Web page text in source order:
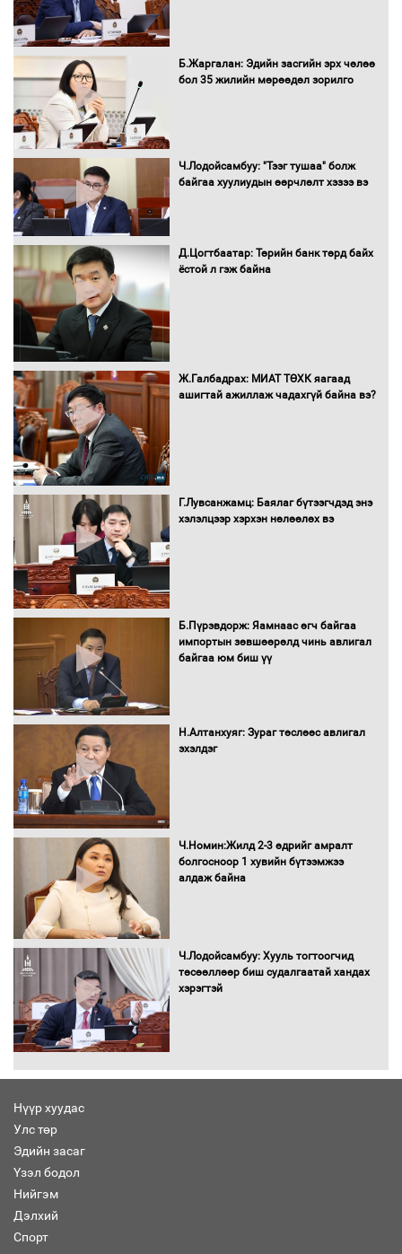
Б.Жаргалан: Эдийн засгийн эрх чөлөө
бол 35 жилийн мөрөөдөл зорилго
Ч.Лодойсамбуу: "Тээг тушаа" болж
байгаа хуулиудын өөрчлөлт хэзээ вэ
Д.Цогтбаатар: Төрийн банк төрд байх
ёстой л гэж байна
Ж.Галбадрах: МИАТ ТӨХК яагаад
ашигтай ажиллаж чадахгүй байна вэ?
Г.Лувсанжамц: Баялаг бүтээгчдэд энэ
хэлэлцээр хэрхэн нөлөөлөх вэ
Б.Пүрэвдорж: Яамнаас өгч байгаа
импортын зөвшөөрөлд чинь авлигал
байгаа юм биш үү
Н.Алтанхуяг: Зураг төслөөс авлигал
эхэлдэг
Ч.Номин:Жилд 2-3 өдрийг амралт
болгосноор 1 хувийн бүтээмжээ
алдаж байна
Ч.Лодойсамбуу: Хууль тогтоогчид
төсөөллөөр биш судалгаатай хандах
хэрэгтэй
Нүүр хуудас
Улс төр
Эдийн засаг
Үзэл бодол
Нийгэм
Дэлхий
Спорт